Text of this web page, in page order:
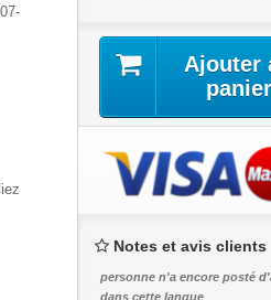
Ajouter
panier
Notes et avis clients
personne n'a encore posté
dans cette langue